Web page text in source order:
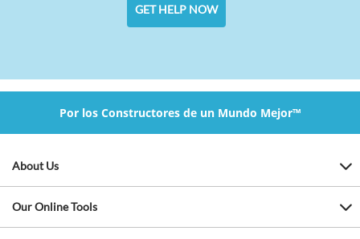
GET HELP NOW
Por los Constructores de un Mundo Mejor™
About Us
Our Online Tools